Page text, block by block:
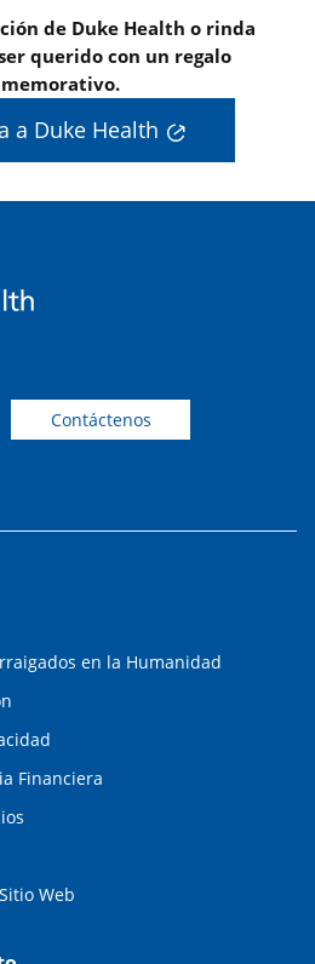
de Duke Health o rinda
querido con un regalo
a Duke Health
Contáctenos
en la Humanidad
Financiera
Web